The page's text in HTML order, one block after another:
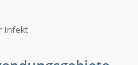
Infekt